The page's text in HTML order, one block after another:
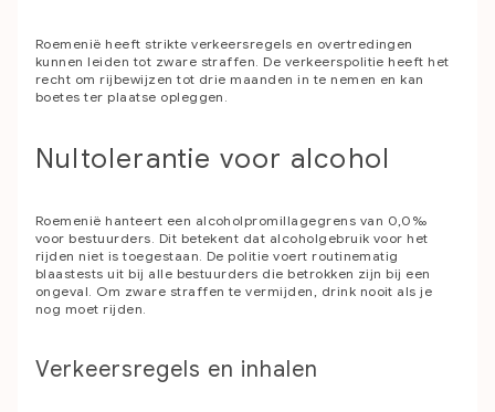
Roemenië heeft strikte verkeersregels en overtredingen
kunnen leiden tot zware straffen. De verkeerspolitie heeft het
recht om rijbewijzen tot drie maanden in te nemen en kan
boetes ter plaatse opleggen.
Nultolerantie voor alcohol
Roemenië hanteert een alcoholpromillagegrens van 0,0‰
voor bestuurders. Dit betekent dat alcoholgebruik voor het
rijden niet is toegestaan. De politie voert routinematig
blaastests uit bij alle bestuurders die betrokken zijn bij een
ongeval. Om zware straffen te vermijden, drink nooit als je
nog moet rijden.
Verkeersregels en inhalen